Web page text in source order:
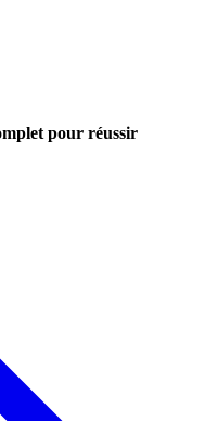
pour réussir